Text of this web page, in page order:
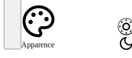
Apparence